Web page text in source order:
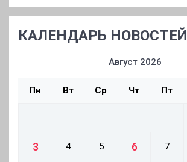
КАЛЕНДАРЬ НОВОСТЕЙ
Август 2026
Пн Вт Ср Чт Пт
3 4 5 6 7